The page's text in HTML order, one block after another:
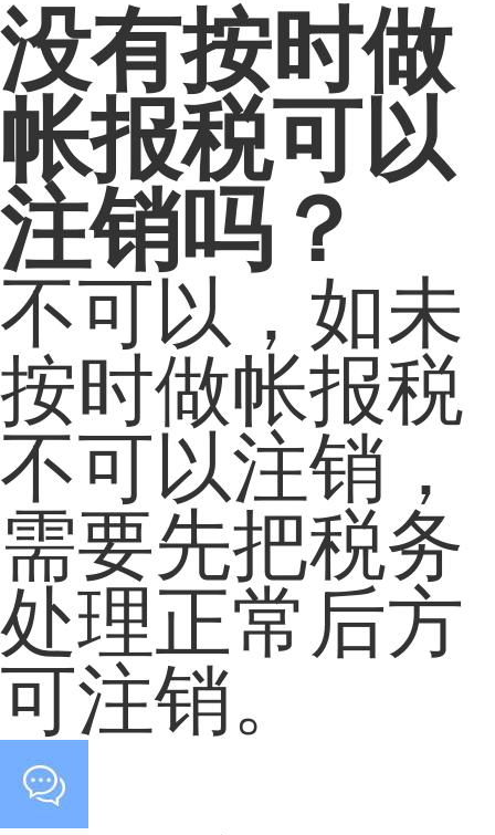
没有按时做
帐报税可以
注销吗？
不可以，如未
按时做帐报税
不可以注销，
需要先把税务
处理正常后方
可注销。